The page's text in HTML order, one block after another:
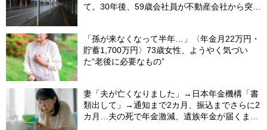
て。30年後、59歳会社員が不動産会社から突き
「孫が来なくなって半年…」〈年金月22万円・
貯蓄1,700万円〉73歳女性、ようやく気づい
た“老後に必要なもの”
妻「夫が亡くなりました」→日本年金機構「書
類出して」→通知まで2カ月、振込までさらに2
カ月…夫の死で年金激減、遺族年金が届くまで